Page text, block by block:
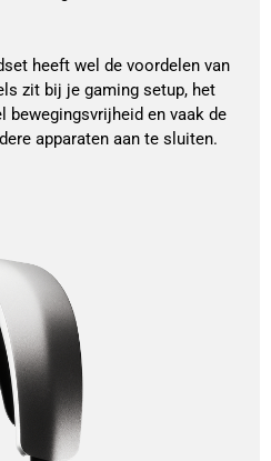
heeft wel de voordelen van
zit bij je gaming setup, het
bewegingsvrijheid en vaak de
apparaten aan te sluiten.